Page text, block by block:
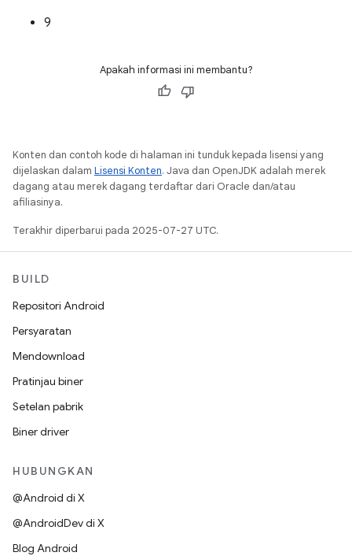
9
Apakah informasi ini membantu?
Konten dan contoh kode di halaman ini tunduk kepada lisensi yang
dijelaskan dalam Lisensi Konten. Java dan OpenJDK adalah merek
dagang atau merek dagang terdaftar dari Oracle dan/atau
afiliasinya.
Terakhir diperbarui pada 2025-07-27 UTC.
BUILD
Repositori Android
Persyaratan
Mendownload
Pratinjau biner
Setelan pabrik
Biner driver
HUBUNGKAN
@Android di X
@AndroidDev di X
Blog Android